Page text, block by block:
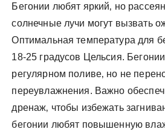
Бегонии любят яркий‚ но
солнечные лучи могут вызвать
Оптимальная температура для
18-25 градусов Цельсия.
регулярном поливе‚ но не
переувлажнения. Важно
дренаж‚ чтобы избежать
бегонии любят повышенную